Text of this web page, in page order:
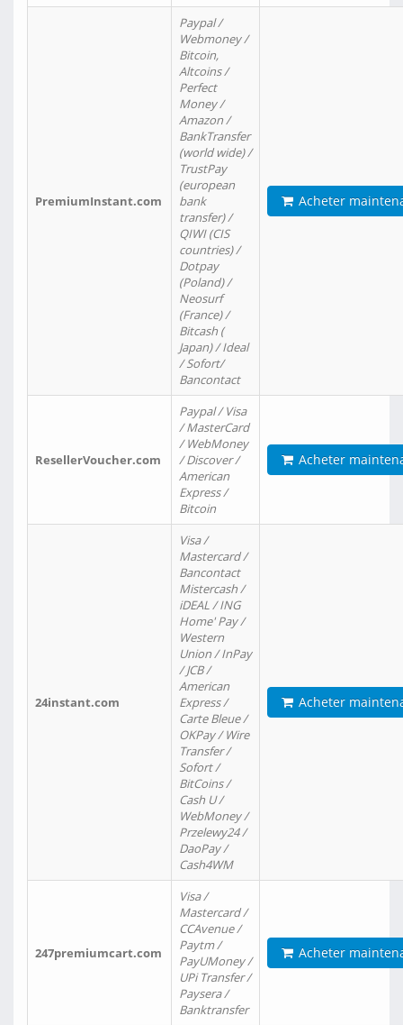
PremiumInstant.com
Paypal /
Webmoney /
Bitcoin,
Altcoins /
Perfect
Money /
Amazon /
BankTransfer
(world wide) /
TrustPay
(european
bank
transfer) /
QIWI (CIS
countries) /
Dotpay
(Poland) /
Neosurf
(France) /
Bitcash (
Japan) / Ideal
/ Sofort/
Bancontact
Acheter
ResellerVoucher.com
Paypal / Visa
/ MasterCard
/ WebMoney
/ Discover /
American
Express /
Bitcoin
Acheter
24instant.com
Visa /
Mastercard /
Bancontact
Mistercash /
iDEAL / ING
Home' Pay /
Western
Union / InPay
/ JCB /
American
Express /
Carte Bleue /
OKPay / Wire
Transfer /
Sofort /
BitCoins /
Cash U /
WebMoney /
Przelewy24 /
DaoPay /
Cash4WM
Acheter
247premiumcart.com
Visa /
Mastercard /
CCAvenue /
Paytm /
PayUMoney /
UPi Transfer /
Paysera /
Banktransfer
Acheter